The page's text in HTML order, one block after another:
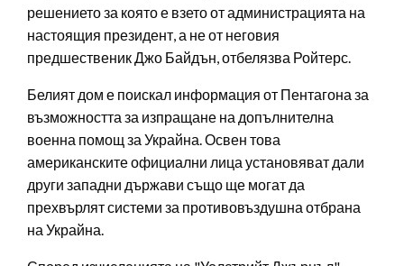
решението за която е взето от администрацията на
настоящия президент, а не от неговия
предшественик Джо Байдън, отбелязва Ройтерс.
Белият дом е поискал информация от Пентагона за
възможността за изпращане на допълнителна
военна помощ за Украйна. Освен това
американските официални лица установяват дали
други западни държави също ще могат да
прехвърлят системи за противовъздушна отбрана
на Украйна.